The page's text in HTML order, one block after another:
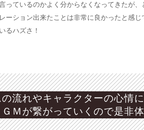
っているのかよく分からなくなってきたが
ーション出来たことは非常に良かったと感
るハズさ！
流れやキャラクターの心情
Ｍが繋がっていくので是非